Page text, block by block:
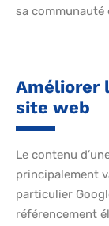
sa communauté
Améliorer
site web
Le contenu
principalement
particulier
référencement